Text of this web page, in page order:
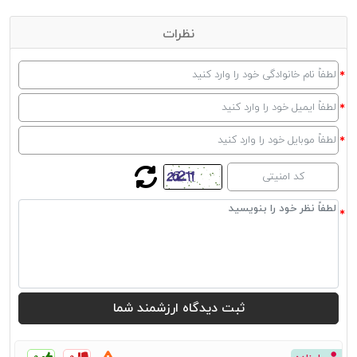
مناسب است. ترفندهایی وجود دارد که با استفاده از آنها می‌توانید اقدام به
خرید آینه و کنسول چوبی ارزان قیمت با کیفیت بالا نمایید.
در درجه اول می‌توانید با بهینه کردن اندازه محصولات مورد نظر اقدام
به خرید آینه و کنسول چوبی ارزان قیمت اما با کیفیت بالا نمایید.
همچنین استفاده از خدمات فروشگاه‌هایی که به صورت مستقیم و بی
واسطه به این محصولات دسترسی دارند نیز می‌تواند راه حلی عالی برای این
امر باشد.
خرید اینترنتی آینه و کنسول چوبی نیز می‌تواند در بهینه کردن هزینه و
قیمت این محصولات مؤثر باشد. فروشگاه‌های اینترنتی با ارائه تخفیف‌های
لازم شرایط خرید ارزان قیمت این محصولات را برای شما فراهم می‌آورند.
خرید آینه و کنسول ارزان همراه با انتخاب محصولات با کیفیت بالا فرصتی
است تا بتوانید بهترین و ایدئال‌ترین خرید را برای خود رقم زده و در کنار
نظرات